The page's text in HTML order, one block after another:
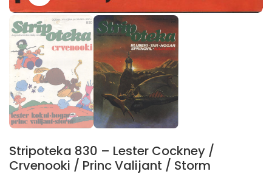
Stripoteka 830 – Lester Cockney /
Crvenooki / Princ Valijant / Storm